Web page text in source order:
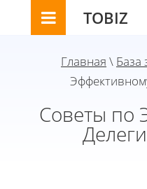
TOBIZ
Главная \ База
Советы по